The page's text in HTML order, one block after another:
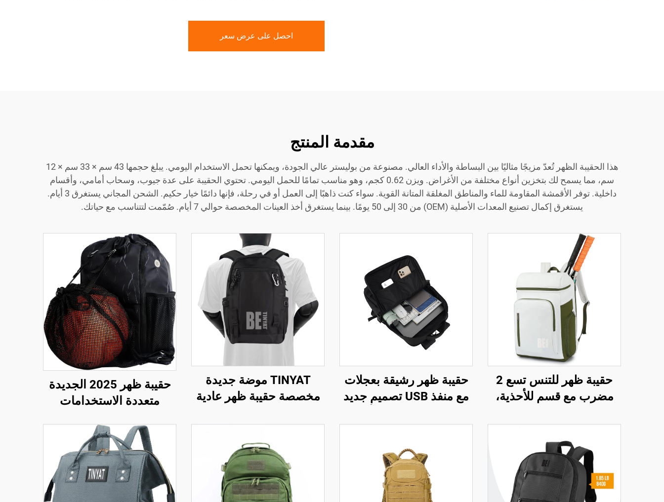
احصل على عرض سعر
مقدمة المنتج
هذا الحقيبة الظهر تُعدّ مزيجًا مثاليًا بين البساطة والأداء العالي. مصنوعة من بوليستر عالي الجودة، ويمكنها تحمل الاستخدام اليومي. يبلغ حجمها 43 سم × 33 سم × 12
سم، مما يسمح لك بتخزين أنواع مختلفة من الأغراض. ويزن 0.62 كجم، وهو مناسب تمامًا للحمل اليومي. تحتوي الحقيبة على عدة جيوب، وسحاب أمامي، وأقسام
داخلية. توفر الأقمشة المقاومة للماء والمناطق المغلقة المتانة القوية. سواء كنت ذاهبًا إلى العمل أو في رحلة، فإنها دائمًا خيار حكيم. الشحن المجاني يستغرق 3 أيام.
يستغرق إكمال تصنيع المعدات الأصلية (OEM) من 30 إلى 50 يومًا. بينما يستغرق أخذ العينات المخصصة حوالي 7 أيام. صُمّمت لتتناسب مع حياتك.
حقيبة ظهر للتنس تسع 2
مضرب مع قسم للأحذية،
والنساء
حقيبة ظهر رشيقة بعجلات
مع منفذ USB تصميم جديد
مع إغلاق بالسحّاب
TINYAT موضة جديدة
مخصصة حقيبة ظهر عادية
للأعمال قوية مناسبة
للجنسين
حقيبة ظهر 2025 الجديدة
متعددة الاستخدامات
والكرة القدم والكرة السلة
للأنشطة الرياضية
والاستجمام